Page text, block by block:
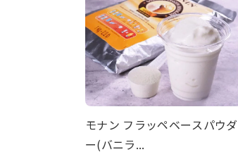
モナン フラッペベースパウダ
ー(バニラ...